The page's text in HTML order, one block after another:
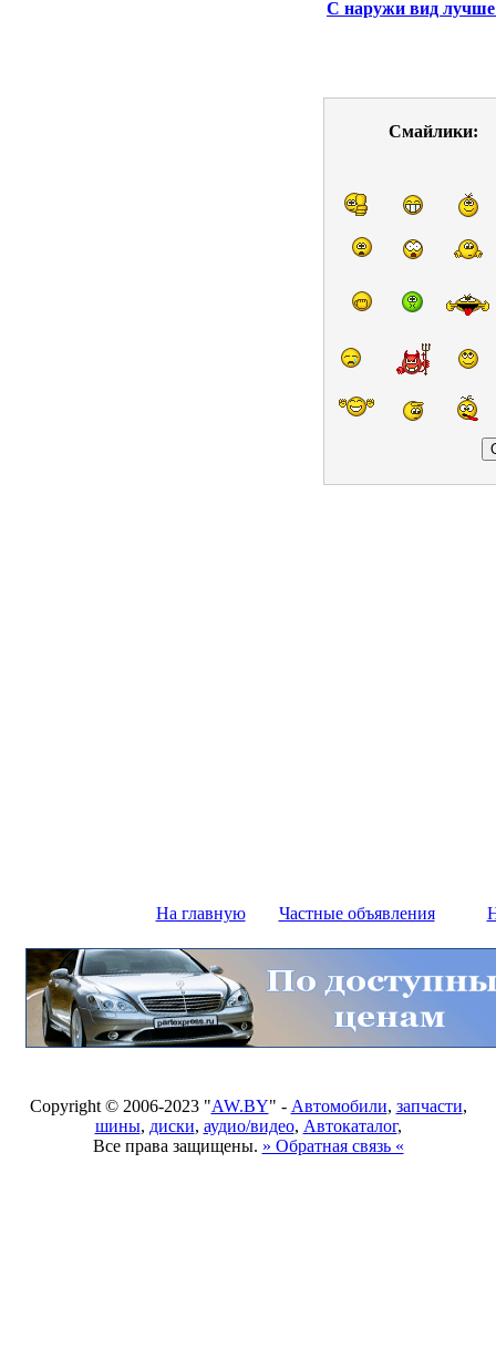
С наружи вид
Смайлики:
На главную Частные объявления
Copyright © 2006-2023 "AW.BY" - Автомобили, запчасти,
шины, диски, аудио/видео, Автокаталог,
Все права защищены. » Обратная связь «